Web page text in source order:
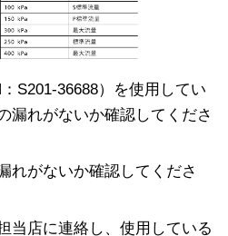
S201-36688）を使用してい
漏れがないか確認してくださ
れがないか確認してくださ
当店に連絡し、使用している